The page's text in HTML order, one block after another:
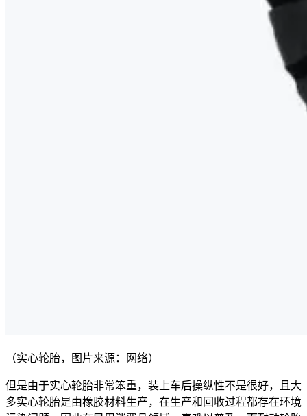
（实心轮胎，图片来源：网络）
但是由于实心轮胎非常笨重，装上车后操纵性不是很好，且大
多实心轮胎是由橡胶材料生产，在生产和回收过程都存在环境